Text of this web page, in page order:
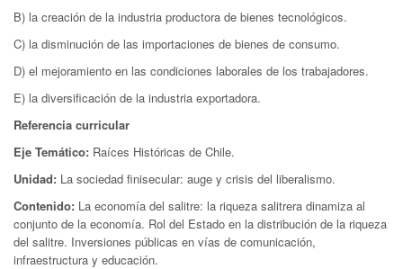
B) la creación de la industria productora de bienes tecnológicos.
C) la disminución de las importaciones de bienes de consumo.
D) el mejoramiento en las condiciones laborales de los trabajadores.
E) la diversificación de la industria exportadora.
Referencia curricular
Eje Temático: Raíces Históricas de Chile.
Unidad: La sociedad finisecular: auge y crisis del liberalismo.
Contenido: La economía del salitre: la riqueza salitrera dinamiza al
conjunto de la economía. Rol del Estado en la distribución de la riqueza
del salitre. Inversiones públicas en vías de comunicación,
infraestructura y educación.